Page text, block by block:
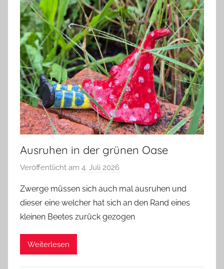
Ausruhen in der grünen Oase
Veröffentlicht am 4. Juli 2026
n
G
l
Zwerge müssen sich auch mal ausruhen und
dieser eine welcher hat sich an den Rand eines
kleinen Beetes zurück gezogen
Weiterlesen